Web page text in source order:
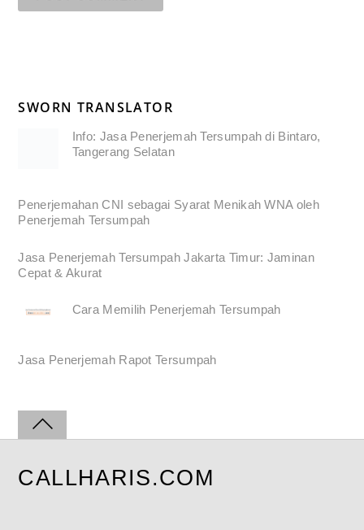
SWORN TRANSLATOR
Info: Jasa Penerjemah Tersumpah di Bintaro,
Tangerang Selatan
Penerjemahan CNI sebagai Syarat Menikah WNA oleh
Penerjemah Tersumpah
Jasa Penerjemah Tersumpah Jakarta Timur: Jaminan
Cepat & Akurat
Cara Memilih Penerjemah Tersumpah
Jasa Penerjemah Rapot Tersumpah
CALLHARIS.COM